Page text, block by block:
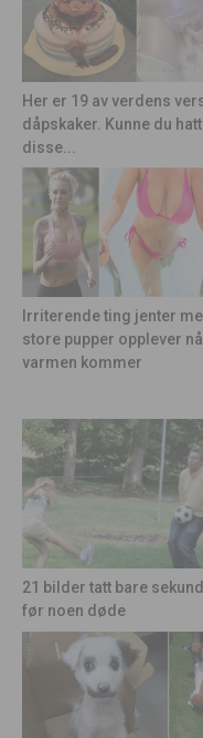
Her er 19 av verdens
dåpskaker. Kunne du hatt
disse...
Irriterende ting jenter
store pupper opplever
varmen kommer
21 bilder tatt bare
før noen døde